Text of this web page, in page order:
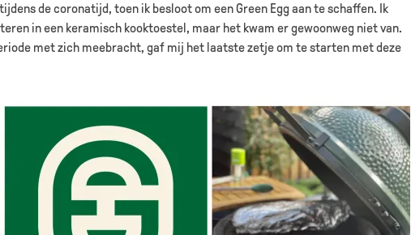
de coronatijd, toen ik besloot om een Green Egg aan te schaffen. Ik
in een keramisch kooktoestel, maar het kwam er gewoonweg niet van.
met zich meebracht, gaf mij het laatste zetje om te starten met deze